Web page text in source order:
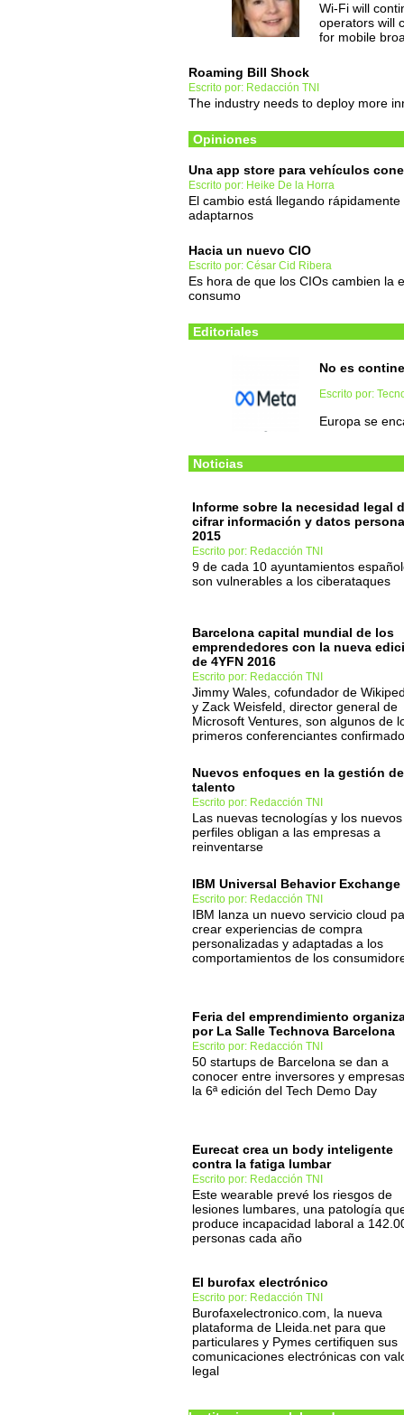
Wi-Fi will
operators will
for mobile
Roaming Bill Shock
Escrito por: Redacción TNI
The industry needs to deploy more
Opiniones
Una app store para vehículos
Escrito por: Heike De la Horra
El cambio está llegando
adaptarnos
Hacia un nuevo CIO
Escrito por: César Cid Ribera
Es hora de que los CIOs cambien la
consumo
Editoriales
No es
Escrito por:
Europa se
Noticias
Informe sobre la necesidad legal
cifrar información y datos
2015
Escrito por: Redacción TNI
9 de cada 10 ayuntamientos
son vulnerables a los ciberataques
Barcelona capital mundial de los
emprendedores con la nueva
de 4YFN 2016
Escrito por: Redacción TNI
Jimmy Wales, cofundador de
y Zack Weisfeld, director general de
Microsoft Ventures, son algunos de
primeros conferenciantes
Nuevos enfoques en la gestión
talento
Escrito por: Redacción TNI
Las nuevas tecnologías y los nuevos
perfiles obligan a las empresas a
reinventarse
IBM Universal Behavior Exchange
Escrito por: Redacción TNI
IBM lanza un nuevo servicio cloud
crear experiencias de compra
personalizadas y adaptadas a los
comportamientos de los
Feria del emprendimiento
por La Salle Technova Barcelona
Escrito por: Redacción TNI
50 startups de Barcelona se dan a
conocer entre inversores y
la 6ª edición del Tech Demo Day
Eurecat crea un body inteligente
contra la fatiga lumbar
Escrito por: Redacción TNI
Este wearable prevé los riesgos de
lesiones lumbares, una patología
produce incapacidad laboral a
personas cada año
El burofax electrónico
Escrito por: Redacción TNI
Burofaxelectronico.com, la nueva
plataforma de Lleida.net para que
particulares y Pymes certifiquen sus
comunicaciones electrónicas con
legal